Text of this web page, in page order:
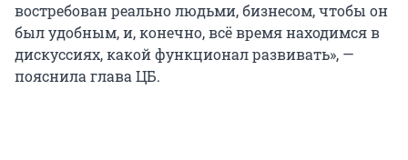
востребован реально людьми, бизнесом, чтобы он
был удобным, и, конечно, всё время находимся в
дискуссиях, какой функционал развивать», —
пояснила глава ЦБ.